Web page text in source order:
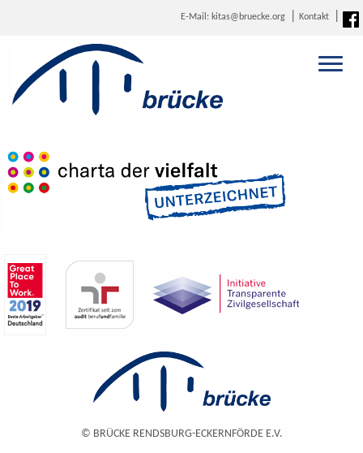
E-Mail: kitas@bruecke.org Kontakt
© BRÜCKE RENDSBURG-ECKERNFÖRDE E.V.